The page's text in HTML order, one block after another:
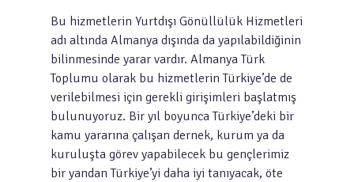
Bu hizmetlerin Yurtdışı Gönüllülük Hizmetleri
adı altında Almanya dışında da yapılabildiğinin
bilinmesinde yarar vardır. Almanya Türk
Toplumu olarak bu hizmetlerin Türkiye’de de
verilebilmesi için gerekli girişimleri başlatmış
bulunuyoruz. Bir yıl boyunca Türkiye’deki bir
kamu yararına çalışan dernek, kurum ya da
kuruluşta görev yapabilecek bu gençlerimiz
bir yandan Türkiye’yi daha iyi tanıyacak, öte